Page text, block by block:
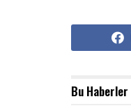
Bu Haberler